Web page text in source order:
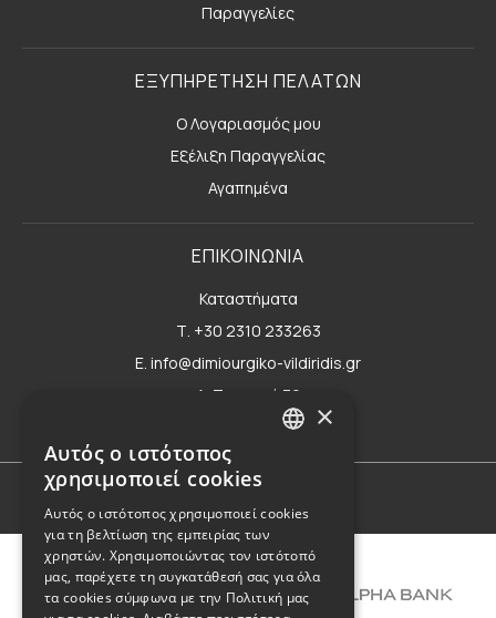
Παραγγελίες
ΕΞΥΠΗΡΕΤΗΣΗ ΠΕΛΑΤΩΝ
Ο Λογαριασμός μου
Εξέλιξη Παραγγελίας
Αγαπημένα
ΕΠΙΚΟΙΝΩΝΙΑ
Καταστήματα
Τ. +30 2310 233263
E. info@dimiourgiko-vildiridis.gr
Δ. Τσιμισκή 70
Φόρμα επικοινωνίας×
Αυτός ο ιστότοπος
χρησιμοποιεί cookies
Αυτός ο ιστότοπος χρησιμοποιεί cookies
για τη βελτίωση της εμπειρίας των
χρηστών. Χρησιμοποιώντας τον ιστότοπό
μας, παρέχετε τη συγκατάθεσή σας για όλα
τα cookies σύμφωνα με την Πολιτική μας